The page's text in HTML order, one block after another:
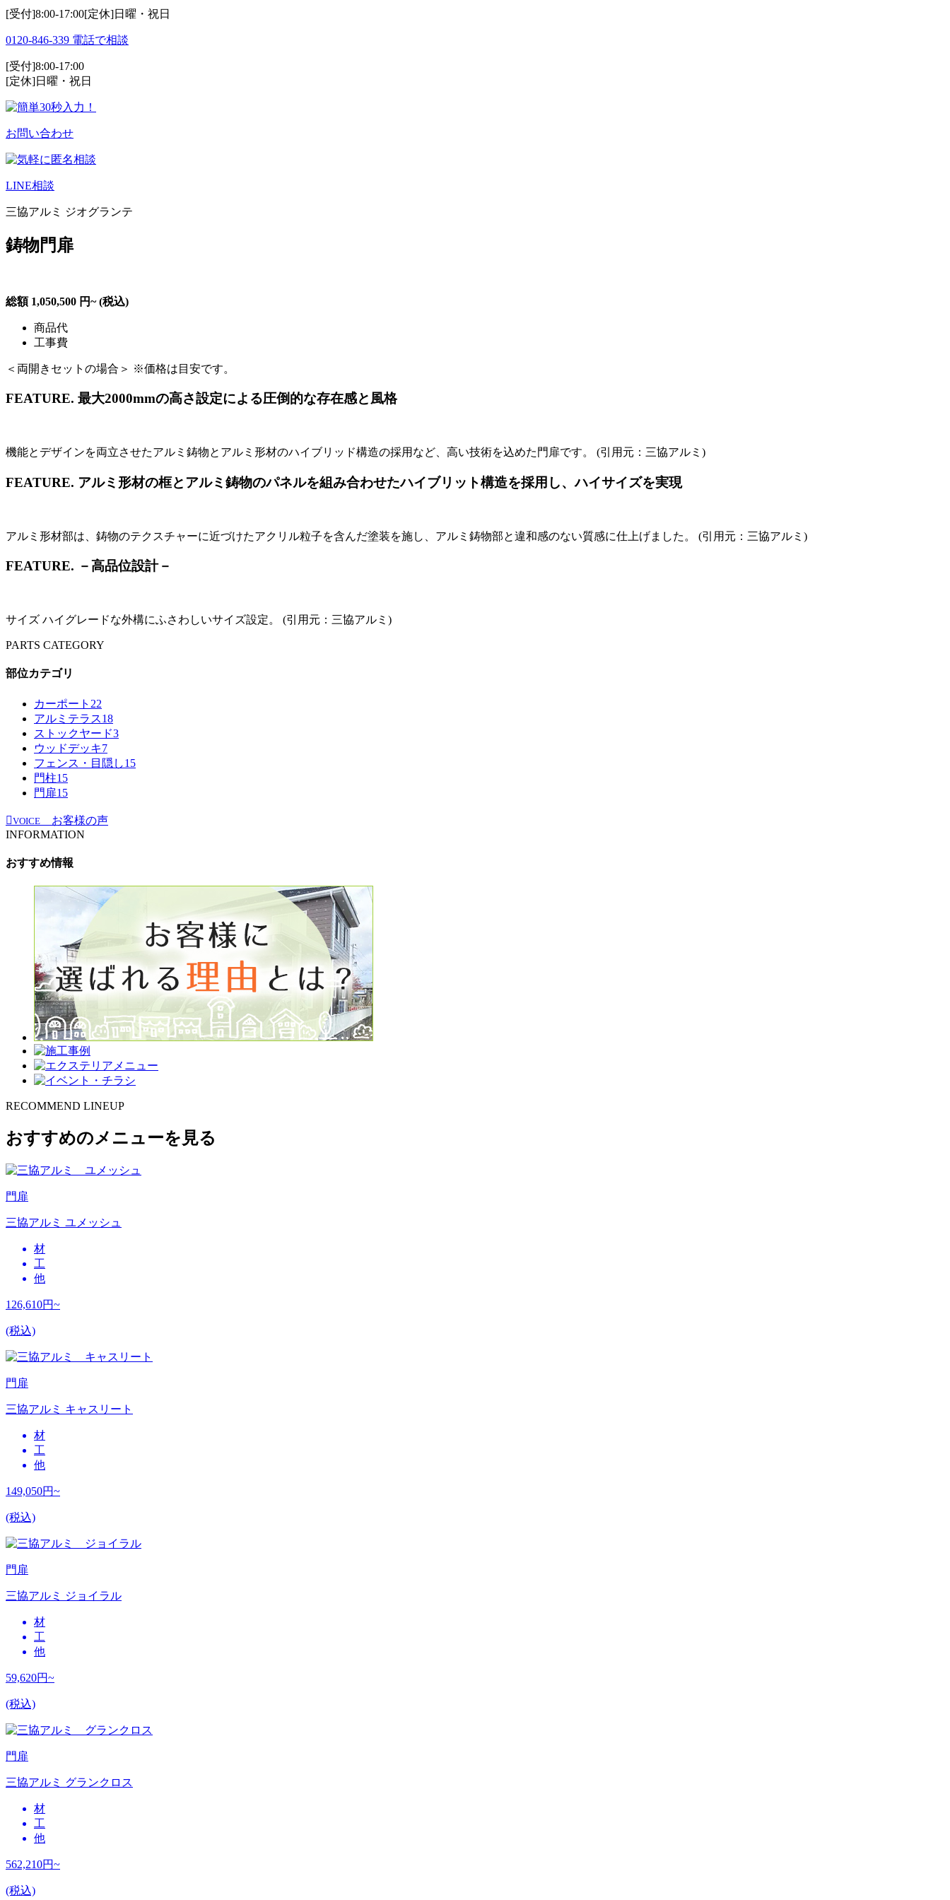
[受付]8:00-17:00[定休]日曜・祝日
0120-846-339 電話で相談
[受付]8:00-17:00
[定休]日曜・祝日
お問い合わせ
LINE相談
三協アルミ ジオグランテ
鋳物門扉
総額1,050,500 円~(税込)
商品代
工事費
＜両開きセットの場合＞ ※価格は目安です。
FEATURE. 最大2000mmの高さ設定による圧倒的な存在感と風格
機能とデザインを両立させたアルミ鋳物とアルミ形材のハイブリッド構造の採用など、高い技術を込めた門扉です。 (引用元：三協アルミ)
FEATURE. アルミ形材の框とアルミ鋳物のパネルを組み合わせたハイブリット構造を採用し、ハイサイズを実現
アルミ形材部は、鋳物のテクスチャーに近づけたアクリル粒子を含んだ塗装を施し、アルミ鋳物部と違和感のない質感に仕上げました。 (引用元：三協アルミ)
FEATURE. －高品位設計－
サイズ ハイグレードな外構にふさわしいサイズ設定。 (引用元：三協アルミ)
PARTS CATEGORY
部位カテゴリ
カーポート 22
アルミテラス18
ストックヤード3
ウッドデッキ7
フェンス・目隠し15
門柱15
門扉15
VOICE
お客様の声
INFORMATION
おすすめ情報
RECOMMEND LINEUP
おすすめのメニューを見る
門扉
三協アルミ ユメッシュ
材
工
他
126,610円~
(税込)
門扉
三協アルミ キャスリート
材
工
他
149,050円~
(税込)
門扉
三協アルミ ジョイラル
材
工
他
59,620円~
(税込)
門扉
三協アルミ グランクロス
材
工
他
562,210円~
(税込)